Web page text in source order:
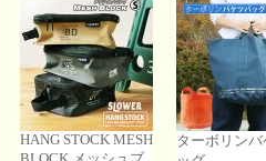
HANG STOCK MESH
ターボリン